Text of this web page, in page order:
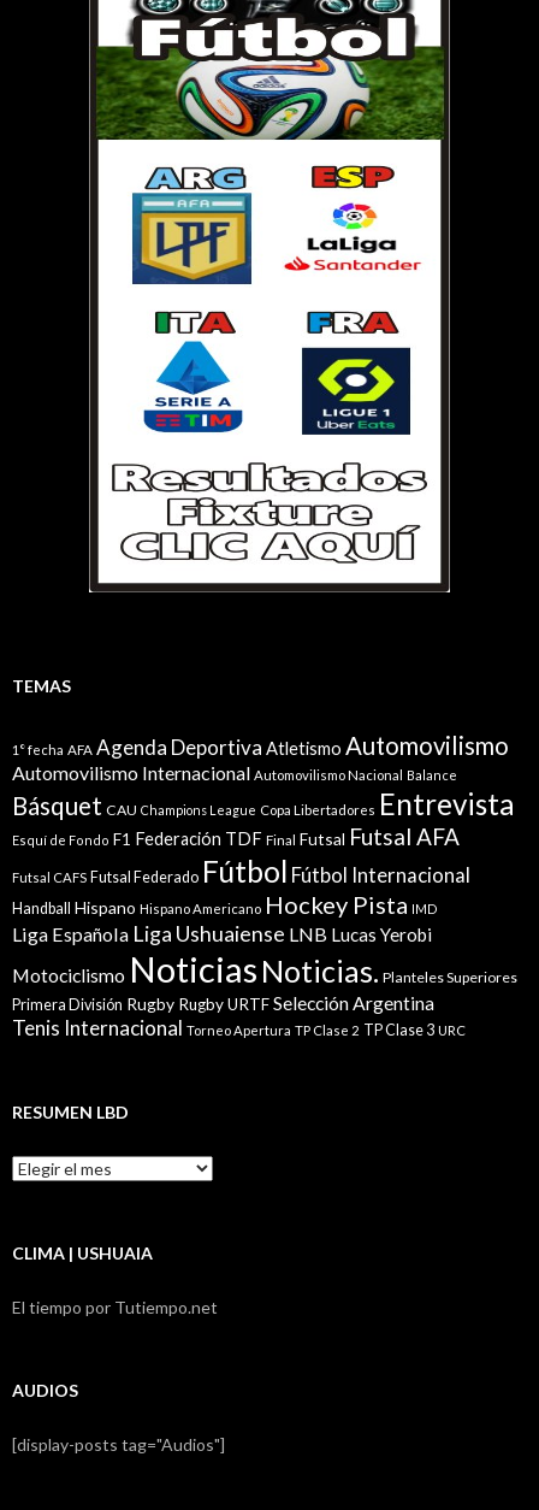
TEMAS
1° fecha AFA Agenda Deportiva Atletismo Automovilismo
Automovilismo Internacional Automovilismo Nacional Balance
Básquet CAU Champions League Copa Libertadores Entrevista
Esquí de Fondo F1 Federación TDF Final Futsal Futsal AFA
Futsal CAFS Futsal Federado Fútbol Fútbol Internacional
Handball Hispano Hispano Americano Hockey Pista IMD
Liga Española Liga Ushuaiense LNB Lucas Yerobi
Motociclismo Noticias Noticias. Planteles Superiores
Primera División Rugby Rugby URTFSelección Argentina
Tenis Internacional Torneo Apertura TP Clase 2 TP Clase 3 URC
RESUMEN LBD
Resumen
LBD
CLIMA | USHUAIA
El tiempo por Tutiempo.net
AUDIOS
[display-posts tag="Audios"]